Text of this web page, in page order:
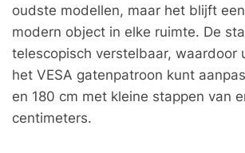
oudste modellen, maar het blijft
modern object in elke ruimte. De
telescopisch verstelbaar, waardoor
het VESA gatenpatroon kunt
en 180 cm met kleine stappen van
centimeters.